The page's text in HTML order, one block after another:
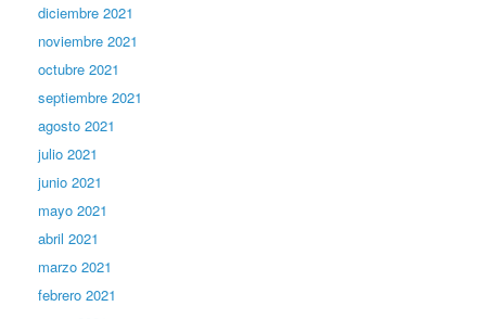
diciembre 2021
noviembre 2021
octubre 2021
septiembre 2021
agosto 2021
julio 2021
junio 2021
mayo 2021
abril 2021
marzo 2021
febrero 2021